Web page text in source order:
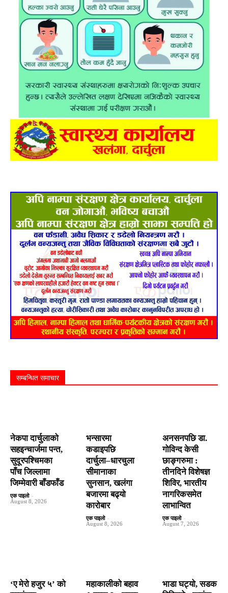
सम्बन्धित समाचार
नेकपा दार्चुलाको
सहइन्चार्जमा पन्त,
सुदूरपश्चिमका
पाँच जिल्लामा
जिम्मेवारी बाँडफाँड
एक पाइलो -
August 8, 2026
भन्सारमा
कडाइपछि
दार्चुला–धारचुला
सीमानाका
सुनसान, खलंगा
बजारमा बढ्यो
कारोबार
एक पाइलो -
August 8, 2026
अनसनपछि डा.
गोविन्द केसी
छाङ्गरुमा :
तीनदिने विशेषज्ञ
शिविर, भारतीय
नागरिकसमेत
लाभान्वित
एक पाइलो -
August 7, 2026
‘ए मेरो हजुर ५’ को
महाकालीको बहाव
भाडा घट्यो, सडक